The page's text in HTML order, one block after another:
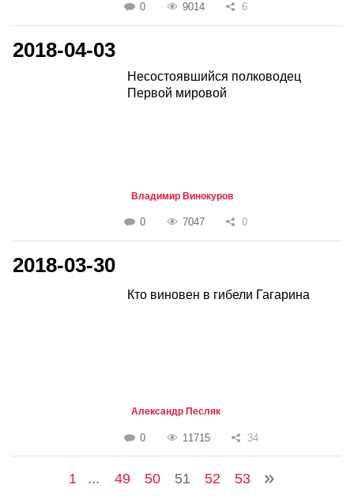
0 9014 6
2018-04-03
Несостоявшийся полководец
Первой мировой
Владимир Винокуров
0 7047 0
2018-03-30
Кто виновен в гибели Гагарина
Александр Песляк
0 11715 34
1 ... 49 50 51 52 53